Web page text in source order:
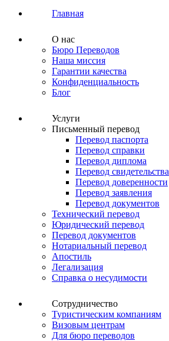
Главная
О нас
Бюро Переводов
Наша миссия
Гарантии качества
Конфиденциальность
Блог
Услуги
Письменный перевод
Перевод паспорта
Перевод справки
Перевод диплома
Перевод свидетельства
Перевод доверенности
Перевод заявления
Перевод документов
Технический перевод
Юридический перевод
Перевод документов
Нотариальный перевод
Апостиль
Легализация
Справка о несудимости
Сотрудничество
Туристическим компаниям
Визовым центрам
Для бюро переводов